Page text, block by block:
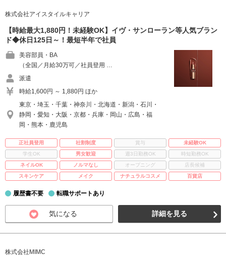
株式会社アイスタイルキャリア
【時給最大1,880円！未経験OK】イヴ・サンローラン等人気ブラン
ド◆休日125日～！最短半年で社員
美容部員・BA
（全国／月給30万可／社員登用 …
派遣
時給1,600円 ～ 1,880円 ほか
東京・埼玉・千葉・神奈川・北海道・新潟・石川・
静岡・愛知・大阪・京都・兵庫・岡山・広島・福
岡・熊本・鹿児島
正社員登用 社割制度 賞与
未経験OK
学生OK
男女歓迎 週3日勤務OK
時短勤務OK
ネイルOK
ノルマなし オープニング
店長候補
スキンケア
メイク ナチュラルコスメ 百貨店
履歴書不要 転職サポートあり
気になる 詳細を見る
株式会社MIMC